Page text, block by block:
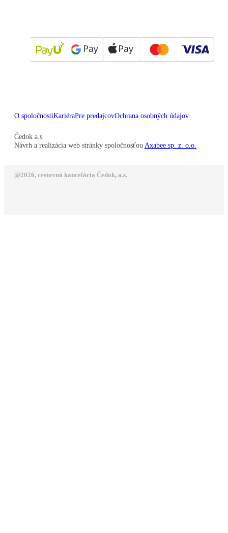
O spoločnostiKariéraPre predajcovOchrana osobných údajov
Čedok a.s
Návrh a realizácia web stránky spoločnosťou Axabee sp. z. o.o.
@2026, cestovná kancelária Čedok, a.s.